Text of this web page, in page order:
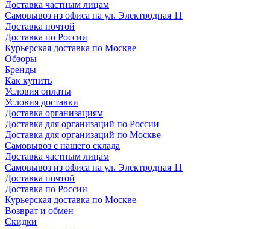
Доставка частным лицам
Самовывоз из офиса на ул. Электродная 11
Доставка почтой
Доставка по России
Курьерская доставка по Москве
Обзоры
Бренды
Как купить
Условия оплаты
Условия доставки
Доставка организациям
Доставка для организаций по России
Доставка для организаций по Москве
Самовывоз с нашего склада
Доставка частным лицам
Самовывоз из офиса на ул. Электродная 11
Доставка почтой
Доставка по России
Курьерская доставка по Москве
Возврат и обмен
Скидки